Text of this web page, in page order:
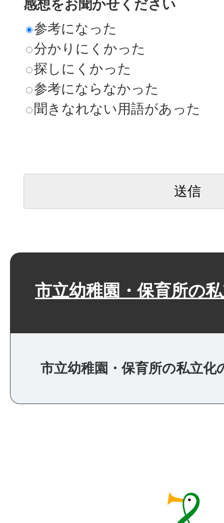
感想をお聞かせください
参考になった
分かりにくかった
探しにくかった
参考にならなかった
聞きなれない用語があった
市立幼稚園・保育所の
市立幼稚園・保育所の私立化